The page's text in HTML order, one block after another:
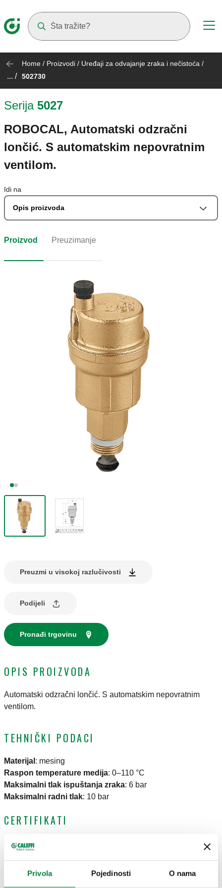
Privola Pojedinosti O nama
Home / Proizvodi / Uređaji za odvajanje zraka i nečistoća /
... / 502730
Serija 5027
ROBOCAL, Automatski odzračni
lončić. S automatskim nepovratnim
ventilom.
Idi na
Opis proizvoda
Proizvod Preuzimanje
Preuzmi u visokoj razlučivosti
Podijeli
Pronađi trgovinu
OPIS PROIZVODA
Automatski odzračni lončić. S automatskim nepovratnim
ventilom.
TEHNIČKI PODACI
Materijal : mesing
Raspon temperature medija: 0–110 °C
Maksimalni tlak ispuštanja zraka: 6 bar
Maksimalni radni tlak: 10 bar
CERTIFIKATI